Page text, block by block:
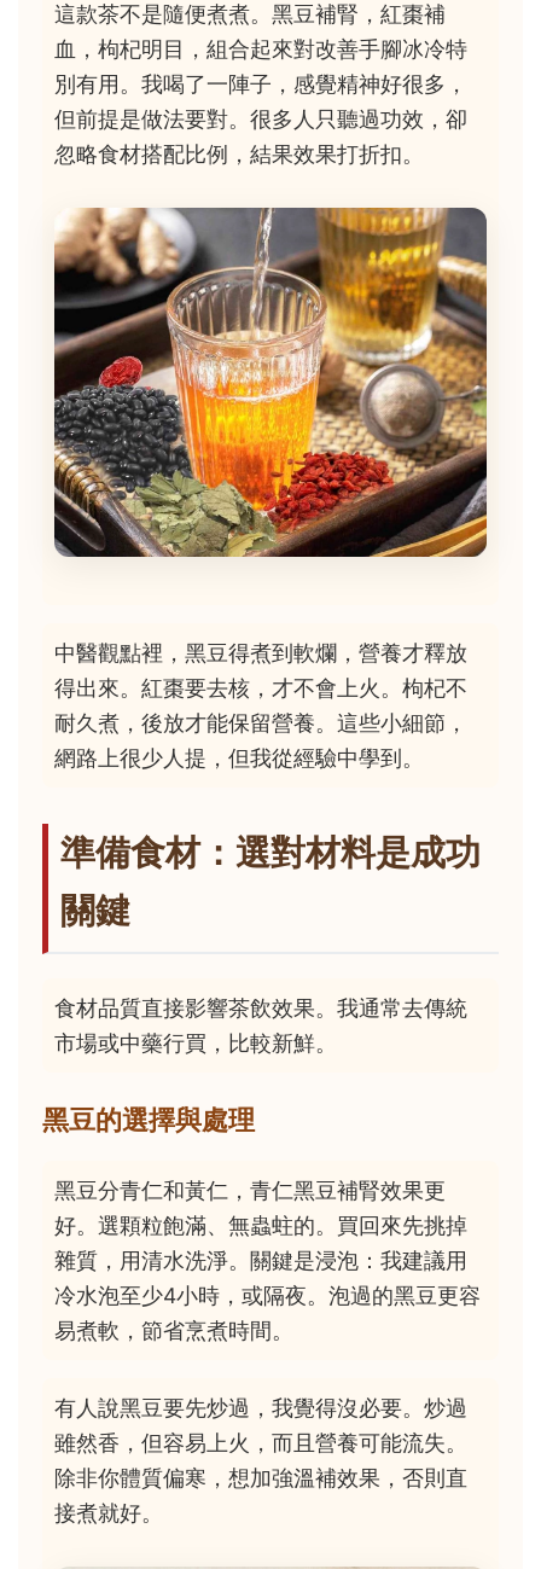
這款茶不是隨便煮煮。黑豆補腎，紅棗補
血，枸杞明目，組合起來對改善手腳冰冷特
別有用。我喝了一陣子，感覺精神好很多，
但前提是做法要對。很多人只聽過功效，卻
忽略食材搭配比例，結果效果打折扣。
中醫觀點裡，黑豆得煮到軟爛，營養才釋放
得出來。紅棗要去核，才不會上火。枸杞不
耐久煮，後放才能保留營養。這些小細節，
網路上很少人提，但我從經驗中學到。
準備食材：選對材料是成功
關鍵
食材品質直接影響茶飲效果。我通常去傳統
市場或中藥行買，比較新鮮。
黑豆的選擇與處理
黑豆分青仁和黃仁，青仁黑豆補腎效果更
好。選顆粒飽滿、無蟲蛀的。買回來先挑掉
雜質，用清水洗淨。關鍵是浸泡：我建議用
冷水泡至少4小時，或隔夜。泡過的黑豆更容
易煮軟，節省烹煮時間。
有人說黑豆要先炒過，我覺得沒必要。炒過
雖然香，但容易上火，而且營養可能流失。
除非你體質偏寒，想加強溫補效果，否則直
接煮就好。